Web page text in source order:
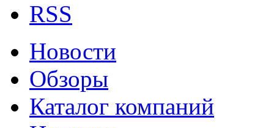
RSS
Новости
Обзоры
Каталог компаний